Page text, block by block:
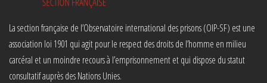
La section française de l’Observatoire international des prisons (OIP-SF) est une
association loi 1901 qui agit pour le respect des droits de l’homme en milieu
carcéral et un moindre recours à l’emprisonnement et qui dispose du statut
consultatif auprès des Nations Unies.